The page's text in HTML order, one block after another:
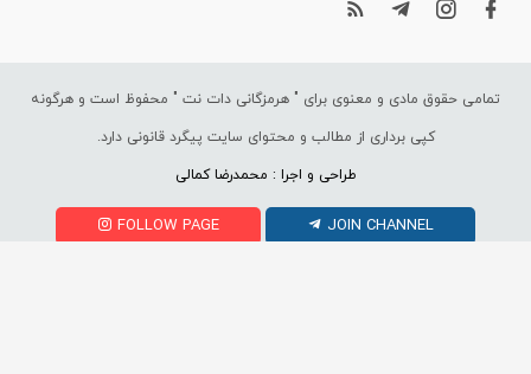
تمامی حقوق مادی و معنوی برای " هرمزگانی دات نت " محفوظ است و هرگونه
کپی برداری از مطالب و محتوای سایت پیگرد قانونی دارد.
طراحی و اجرا : محمدرضا کمالی
FOLLOW PAGE JOIN CHANNEL